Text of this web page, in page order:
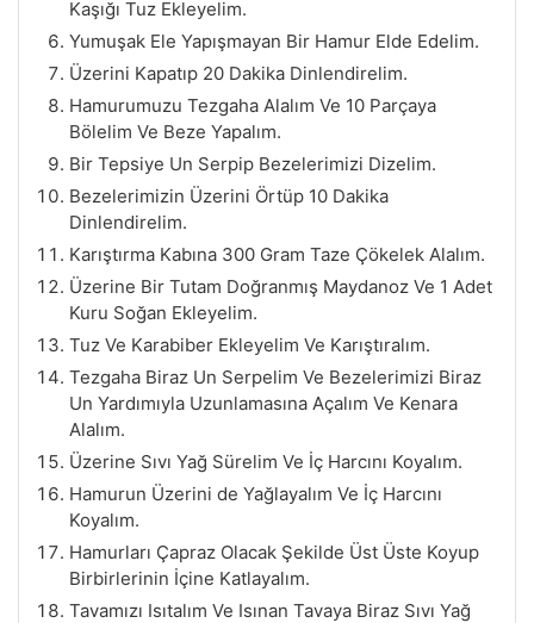
Kaşığı Tuz Ekleyelim.
Yumuşak Ele Yapışmayan Bir Hamur Elde Edelim.
Üzerini Kapatıp 20 Dakika Dinlendirelim.
Hamurumuzu Tezgaha Alalım Ve 10 Parçaya
Bölelim Ve Beze Yapalım.
Bir Tepsiye Un Serpip Bezelerimizi Dizelim.
Bezelerimizin Üzerini Örtüp 10 Dakika
Dinlendirelim.
Karıştırma Kabına 300 Gram Taze Çökelek Alalım.
Üzerine Bir Tutam Doğranmış Maydanoz Ve 1 Adet
Kuru Soğan Ekleyelim.
Tuz Ve Karabiber Ekleyelim Ve Karıştıralım.
Tezgaha Biraz Un Serpelim Ve Bezelerimizi Biraz
Un Yardımıyla Uzunlamasına Açalım Ve Kenara
Alalım.
Üzerine Sıvı Yağ Sürelim Ve İç Harcını Koyalım.
Hamurun Üzerini de Yağlayalım Ve İç Harcını
Koyalım.
Hamurları Çapraz Olacak Şekilde Üst Üste Koyup
Birbirlerinin İçine Katlayalım.
Tavamızı Isıtalım Ve Isınan Tavaya Biraz Sıvı Yağ